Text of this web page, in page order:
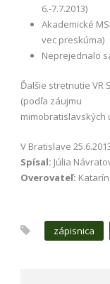
6.-7.7.2013)
Akademické
vec preskúma)
Neprejednalo
Ďalšie stretnutie VR
(podľa záujmu
mimobratislavských
V Bratislave
Spísal: Júlia
Overovateľ:
zápisnica